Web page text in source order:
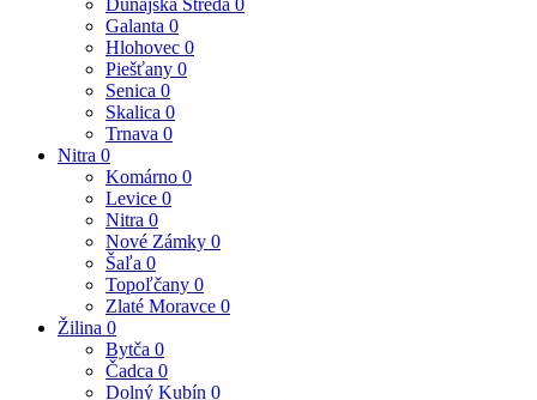
Dunajská Streda 0
Galanta 0
Hlohovec 0
Piešťany 0
Senica 0
Skalica 0
Trnava 0
Nitra 0
Komárno 0
Levice 0
Nitra 0
Nové Zámky 0
Šaľa 0
Topoľčany 0
Zlaté Moravce 0
Žilina 0
Bytča 0
Čadca 0
Dolný Kubín 0